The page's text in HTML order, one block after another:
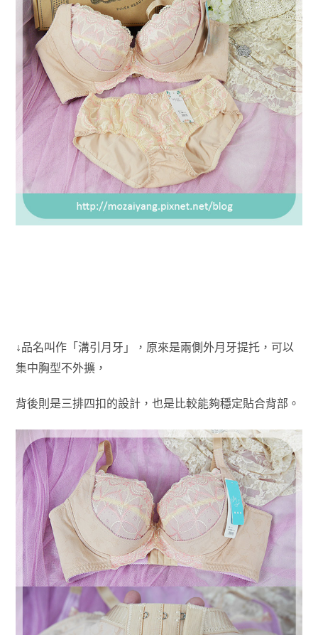
↓品名叫作「溝引月牙」，原來是兩側外月牙提托，可以
集中胸型不外擴，
背後則是三排四扣的設計，也是比較能夠穩定貼合背部。